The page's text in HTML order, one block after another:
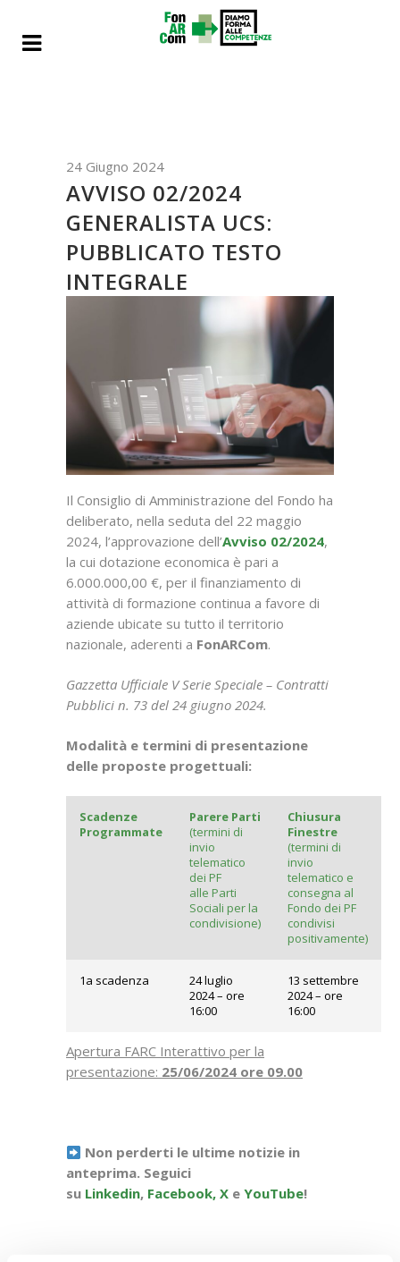
24 Giugno 2024
AVVISO 02/2024
GENERALISTA UCS:
PUBBLICATO TESTO
INTEGRALE
Il Consiglio di Amministrazione del Fondo ha
deliberato, nella seduta del 22 maggio
2024, l’approvazione dell’Avviso 02/2024,
la cui dotazione economica è pari a
6.000.000,00 €, per il finanziamento di
attività di formazione continua a favore di
aziende ubicate su tutto il territorio
nazionale, aderenti a FonARCom.
Gazzetta Ufficiale V Serie Speciale – Contratti
Pubblici n. 73 del 24 giugno 2024.
Modalità e termini di presentazione
delle proposte progettuali:
Scadenze
Programmate
Parere Parti
(termini di
invio
telematico
dei PF
alle Parti
Sociali per la
condivisione)
Chiusura
Finestre
(termini di
invio
telematico e
consegna al
Fondo dei PF
condivisi
positivamente)
1a scadenza
24 luglio
2024 – ore
16:00
13 settembre
2024 – ore
16:00
Apertura FARC Interattivo per la
presentazione: 25/06/2024 ore 09.00
Non perderti le ultime notizie in
anteprima. Seguici
su Linkedin, Facebook, X e YouTube!